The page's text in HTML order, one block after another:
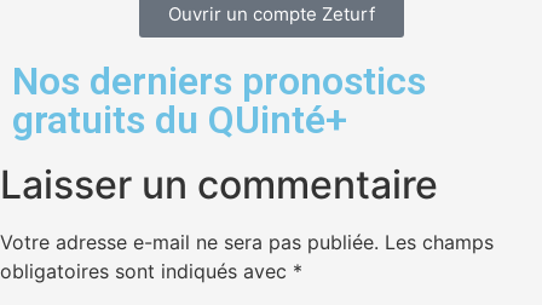
Ouvrir un compte Zeturf
Nos derniers pronostics
gratuits du QUinté+
Laisser un commentaire
Votre adresse e-mail ne sera pas publiée. Les champs
obligatoires sont indiqués avec *